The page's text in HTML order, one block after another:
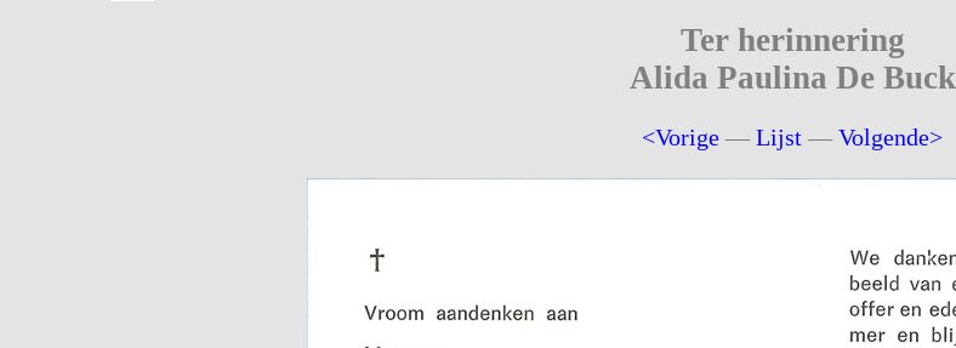
Ter herinnering
Alida Paulina De Buck
<Vorige —Lijst —Volgende>